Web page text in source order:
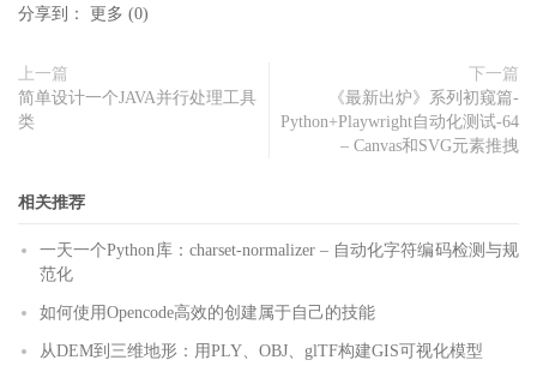
分享到： 更多 (0)
上一篇
简单设计一个JAVA并行处理工具
类
下一篇
《最新出炉》系列初窥篇-
Python+Playwright自动化测试-64
– Canvas和SVG元素推拽
相关推荐
一天一个Python库：charset-normalizer – 自动化字符编码检测与规
范化
如何使用Opencode高效的创建属于自己的技能
从DEM到三维地形：用PLY、OBJ、glTF构建GIS可视化模型